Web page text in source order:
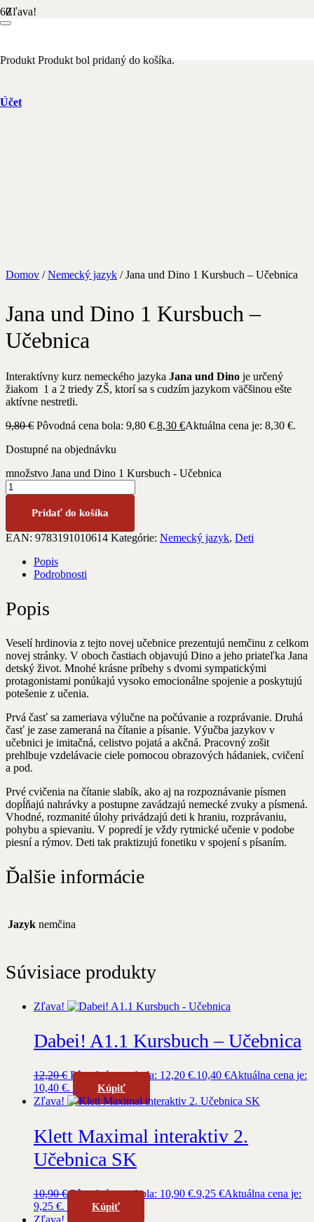
Produkt Produkt bol pridaný do košíka.
Účet
Zľava!
Domov /Nemecký jazyk / Jana und Dino 1 Kursbuch – Učebnica
Jana und Dino 1 Kursbuch –
Učebnica
Interaktívny kurz nemeckého jazyka Jana und Dino je určený
žiakom 1 a 2 triedy ZŠ, ktorí sa s cudzím jazykom väčšinou ešte
aktívne nestretli.
9,80€ Pôvodná cena bola: 9,80 €.8,30 €Aktuálna cena je: 8,30 €.
Dostupné na objednávku
množstvo Jana und Dino 1 Kursbuch - Učebnica
Pridať do košíka
EAN: 9783191010614 Kategórie: Nemecký jazyk, Deti
Popis
Podrobnosti
Popis
Veselí hrdinovia z tejto novej učebnice prezentujú nemčinu z celkom
novej stránky. V oboch častiach objavujú Dino a jeho priateľka Jana
detský život. Mnohé krásne príbehy s dvomi sympatickými
protagonistami ponúkajú vysoko emocionálne spojenie a poskytujú
potešenie z učenia.
Prvá časť sa zameriava výlučne na počúvanie a rozprávanie. Druhá
časť je zase zameraná na čítanie a písanie. Výučba jazykov v
učebnici je imitačná, celistvo pojatá a akčná. Pracovný zošit
prehlbuje vzdelávacie ciele pomocou obrazových hádaniek, cvičení
a pod.
Prvé cvičenia na čítanie slabík, ako aj na rozpoznávanie písmen
dopĺňajú nahrávky a postupne zavádzajú nemecké zvuky a písmená.
Vhodné, rozmanité úlohy privádzajú deti k hraniu, rozprávaniu,
pohybu a spievaniu. V popredí je vždy rytmické učenie v podobe
piesní a rýmov. Deti tak praktizujú fonetiku v spojení s písaním.
Ďalšie informácie
Jazyk nemčina
Súvisiace produkty
Zľava!
Dabei! A1.1 Kursbuch – Učebnica
12,20€ Pôvodná cena bola: 12,20 €.10,40 €Aktuálna cena je:
10,40 €.
Kúpiť
Zľava!
Klett Maximal interaktiv 2.
Učebnica SK
10,90€ Pôvodná cena bola: 10,90 €.9,25 €Aktuálna cena je:
9,25 €.
Kúpiť
Zľava!